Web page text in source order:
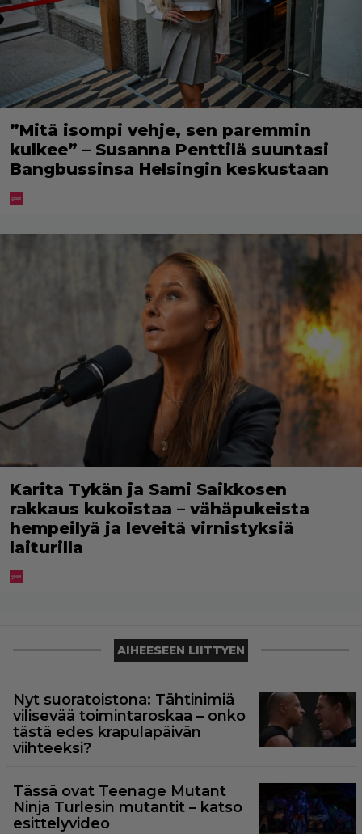
”Mitä isompi vehje, sen paremmin
kulkee” – Susanna Penttilä suuntasi
Bangbussinsa Helsingin keskustaan
Karita Tykän ja Sami Saikkosen
rakkaus kukoistaa – vähäpukeista
hempeilyä ja leveitä virnistyksiä
laiturilla
AIHEESEEN LIITTYEN
Nyt suoratoistona: Tähtinimiä
vilisevää toimintaroskaa – onko
tästä edes krapulapäivän
viihteeksi?
Tässä ovat Teenage Mutant
Ninja Turlesin mutantit – katso
esittelyvideo